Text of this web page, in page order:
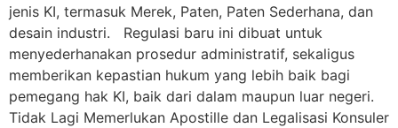
jenis KI, termasuk Merek, Paten, Paten Sederhana, dan
desain industri. Regulasi baru ini dibuat untuk
menyederhanakan prosedur administratif, sekaligus
memberikan kepastian hukum yang lebih baik bagi
pemegang hak KI, baik dari dalam maupun luar negeri.
Tidak Lagi Memerlukan Apostille dan Legalisasi Konsuler